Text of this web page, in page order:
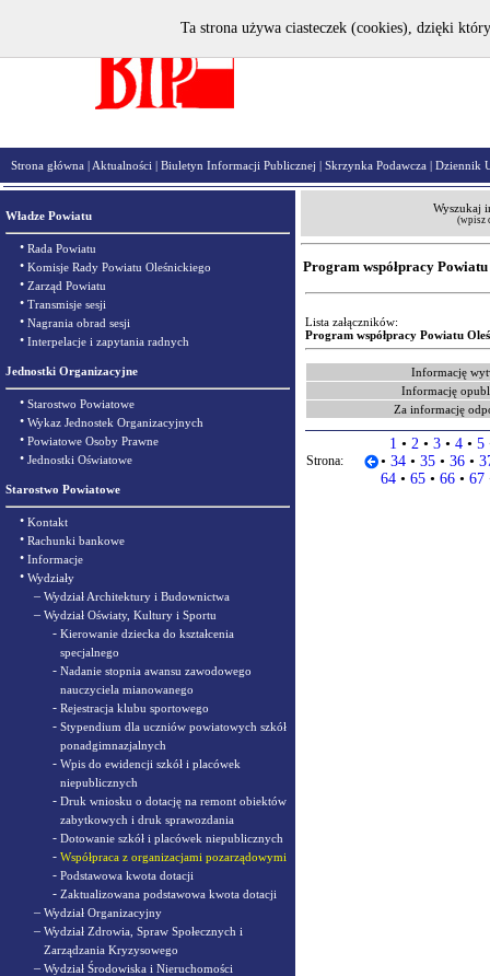
Strona główna | Aktualności | Biuletyn Informacji Publicznej | Skrzynka Podawcza | Dziennik
Władze Powiatu
• Rada Powiatu
• Komisje Rady Powiatu Oleśnickiego
• Zarząd Powiatu
• Transmisje sesji
• Nagrania obrad sesji
• Interpelacje i zapytania radnych
Jednostki Organizacyjne
• Starostwo Powiatowe
• Wykaz Jednostek Organizacyjnych
• Powiatowe Osoby Prawne
• Jednostki Oświatowe
Starostwo Powiatowe
• Kontakt
• Rachunki bankowe
• Informacje
• Wydziały
– Wydział Architektury i Budownictwa
– Wydział Oświaty, Kultury i Sportu
- Kierowanie dziecka do kształcenia
specjalnego
- Nadanie stopnia awansu zawodowego
nauczyciela mianowanego
- Rejestracja klubu sportowego
- Stypendium dla uczniów powiatowych szkół
ponadgimnazjalnych
- Wpis do ewidencji szkół i placówek
niepublicznych
- Druk wniosku o dotację na remont obiektów
zabytkowych i druk sprawozdania
- Dotowanie szkół i placówek niepublicznych
- Współpraca z organizacjami pozarządowymi
- Podstawowa kwota dotacji
- Zaktualizowana podstawowa kwota dotacji
– Wydział Organizacyjny
– Wydział Zdrowia, Spraw Społecznych i
Zarządzania Kryzysowego
– Wydział Środowiska i Nieruchomości
Wyszukaj
(wpisz
Program współpracy
Lista załączników:
Program współpracy Powiatu
Informację
Informację
Za informację
Strona:
1 • 2 • 3 • 4 • 5
• 34 • 35 • 36 •
64 • 65 • 66 • 67
Ta strona używa ciasteczek (cookies), dzięki